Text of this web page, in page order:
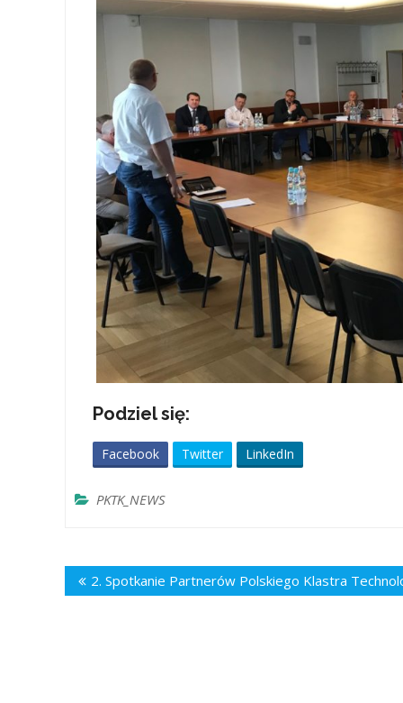
Podziel się:
Facebook Twitter LinkedIn
PKTK_NEWS
Nawigacja
wpisu
2. Spotkanie Partnerów Polskiego Klastra